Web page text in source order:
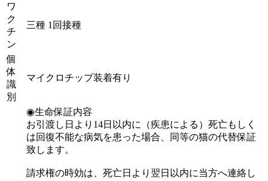
ワ
ク
チ
ン
三種 1回接種
個
体
識
別
マイクロチップ装着有り
◉生命保証内容
お引渡し日より14日以内に（疾患による）死亡もしく
は回復不能な病気を患った場合、同等の猫の代替保証
致します。
請求権の時効は、死亡日より翌日以内に当方へ連絡し